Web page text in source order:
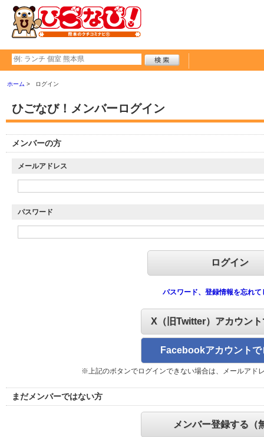
ホーム ログイン
ひごなび！メンバーログイン
メンバーの方
メールアドレス
パスワード
パスワード、登録情報を忘れて
X（旧Twitter）アカウン
Facebookアカウントで
※上記のボタンでログインできない場合は、メールアド
まだメンバーではない方
メンバー登録する（